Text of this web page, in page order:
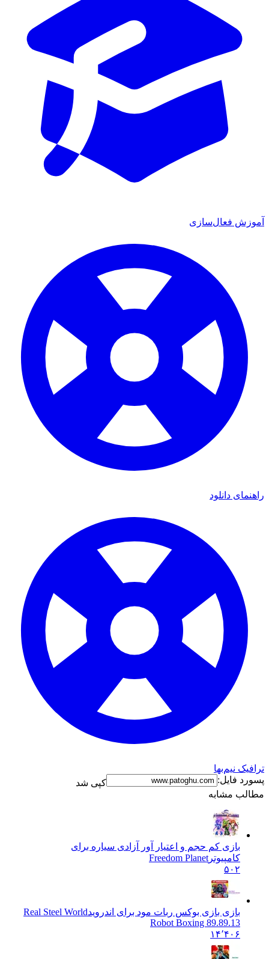
آموزش فعال‌سازی
راهنمای دانلود
ترافیک نیم‌بها
پسورد فایل:
کپی شد
مطالب مشابه
بازی کم حجم و اعتیار آور آزادی سیاره برای
کامپیوتر Freedom Planet
۵۰۲
بازی بازی بوکس ربات مود برای اندرویدReal Steel World
Robot Boxing 89.89.13
۱۴٬۴۰۶